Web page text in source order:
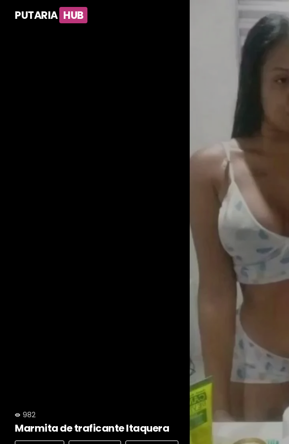
PUTARIA HUB
982
Marmita de traficante Itaquera